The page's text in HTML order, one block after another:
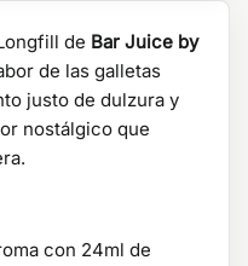
de Bar Juice by
de las galletas
justo de dulzura y
nostálgico que
con 24ml de